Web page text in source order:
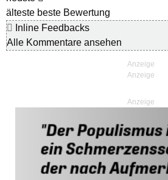
älteste beste Bewertung
Inline Feedbacks
Alle Kommentare ansehen
Anzeige